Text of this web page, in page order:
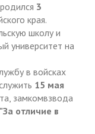
родился 3
края.
школу и
университет на
в войсках
15 мая
замкомвзвода
"За отличие в